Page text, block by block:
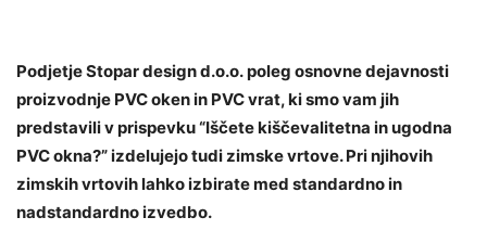
Podjetje Stopar design d.o.o.poleg osnovne dejavnosti
proizvodnje PVC oken in PVC vrat, ki smo vam jih
predstavili v prispevku “Iščete kiščevalitetna in ugodna
PVC okna?” izdelujejo tudi zimske vrtove. Pri njihovih
zimskih vrtovih lahko izbirate med standardno in
nadstandardno izvedbo.